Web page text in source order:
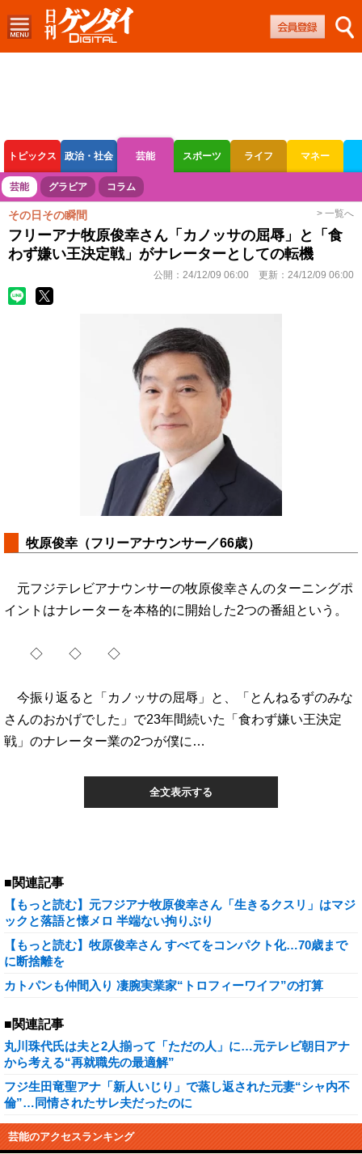
トピックス 政治・社会 芸能 スポーツ ライフ マネー
ボートレース 競輪 オートレース
芸能 グラビア コラム
その日その瞬間 > 一覧へ
フリーアナ牧原俊幸さん「カノッサの屈辱」と「食
わず嫌い王決定戦」がナレーターとしての転機
公開： 24/12/09 06:00 更新： 24/12/09 06:00
牧原俊幸（フリーアナウンサー／66歳）
元フジテレビアナウンサーの牧原俊幸さんのターニングポ
イントはナレーターを本格的に開始した2つの番組という。
◇ ◇ ◇
今振り返ると「カノッサの屈辱」と、「とんねるずのみな
さんのおかげでした」で23年間続いた「食わず嫌い王決定
戦」のナレーター業の2つが僕に…
全文表示する
■関連記事
【もっと読む】元フジアナ牧原俊幸さん「生きるクスリ」はマジ
ックと落語と懐メロ 半端ない拘りぶり
【もっと読む】牧原俊幸さん すべてをコンパクト化…70歳まで
に断捨離を
カトパンも仲間入り 凄腕実業家“トロフィーワイフ”の打算
■関連記事
丸川珠代氏は夫と2人揃って「ただの人」に…元テレビ朝日アナ
から考える“再就職先の最適解”
フジ生田竜聖アナ「新人いじり」で蒸し返された元妻“シャ内不
倫”…同情されたサレ夫だったのに
芸能のアクセスランキング